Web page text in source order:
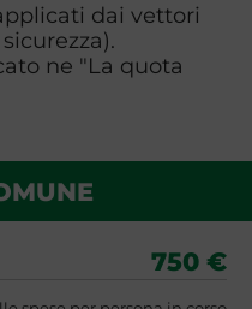
dai vettori
ne "La quota
750 €